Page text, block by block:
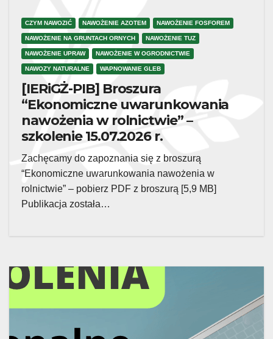
CZYM NAWOZIĆ NAWOŻENIE AZOTEM NAWOŻENIE FOSFOREM
NAWOŻENIE NA GRUNTACH ORNYCH NAWOŻENIE TUZ
NAWOŻENIE UPRAW NAWOŻENIE W OGRODNICTWIE
NAWOZY NATURALNE WAPNOWANIE GLEB
[IERiGŻ-PIB] Broszura
“Ekonomiczne uwarunkowania
nawożenia w rolnictwie” –
szkolenie 15.07.2026 r.
Zachęcamy do zapoznania się z broszurą
“Ekonomiczne uwarunkowania nawożenia w
rolnictwie” – pobierz PDF z broszurą [5,9 MB]
Publikacja została…